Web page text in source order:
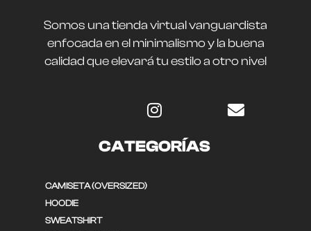
Somos una tienda virtual vanguardista
enfocada en el minimalismo y la buena
calidad que elevará tu estilo a otro nivel
CATEGORÍAS
CAMISETA (OVERSIZED)
HOODIE
SWEATSHIRT